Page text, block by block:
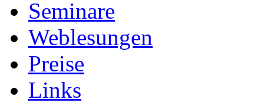
Seminare
Weblesungen
Preise
Links